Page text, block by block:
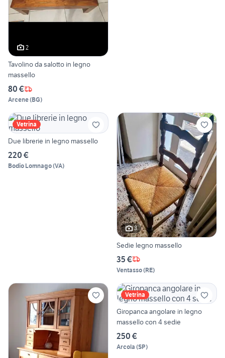
2
Tavolino da salotto in legno
massello
80 €
Arcene(BG)
Vetrina
Due librerie in legno massello
220 €
Bodio Lomnago(VA)
3
Sedie legno massello
35 €
Ventasso(RE)
Vetrina
Giropanca angolare in legno
massello con 4 sedie
250 €
Arcola (SP)